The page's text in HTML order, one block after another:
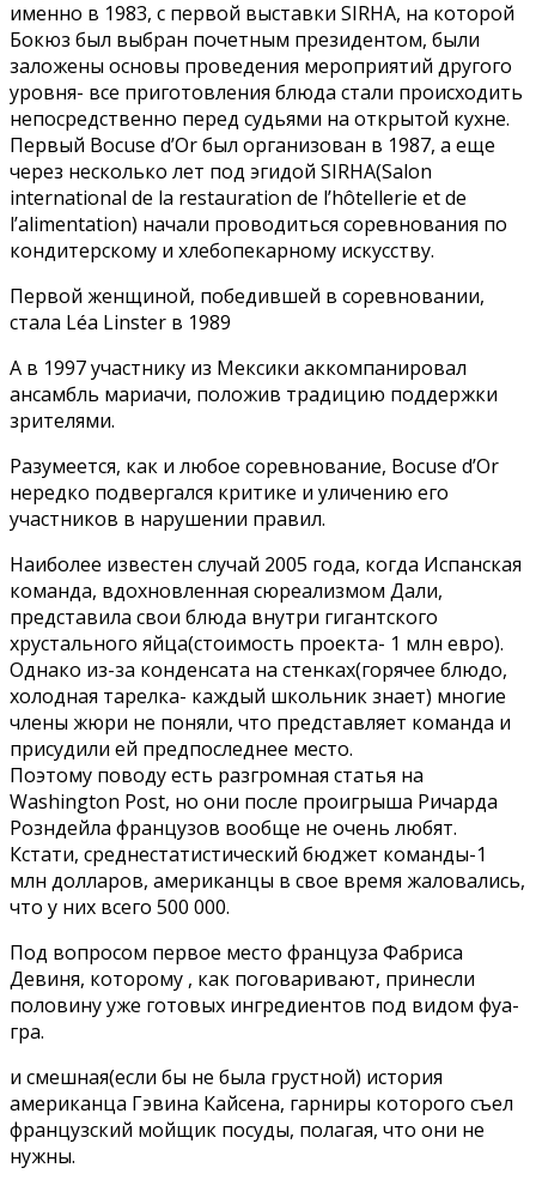
именно в 1983, с первой выставки SIRHA, на которой
Бокюз был выбран почетным президентом, были
заложены основы проведения мероприятий другого
уровня- все приготовления блюда стали происходить
непосредственно перед судьями на открытой кухне.
Первый Bocuse d’Or был организован в 1987, а еще
через несколько лет под эгидой SIRHA(Salon
international de la restauration de l’hôtellerie et de
l’alimentation) начали проводиться соревнования по
кондитерскому и хлебопекарному искусству.
Первой женщиной, победившей в соревновании,
стала Léa Linster в 1989
А в 1997 участнику из Мексики аккомпанировал
ансамбль мариачи, положив традицию поддержки
зрителями.
Разумеется, как и любое соревнование, Bocuse d’Or
нередко подвергался критике и уличению его
участников в нарушении правил.
Наиболее известен случай 2005 года, когда Испанская
команда, вдохновленная сюреализмом Дали,
представила свои блюда внутри гигантского
хрустального яйца(стоимость проекта- 1 млн евро).
Однако из-за конденсата на стенках(горячее блюдо,
холодная тарелка- каждый школьник знает) многие
члены жюри не поняли, что представляет команда и
присудили ей предпоследнее место.
Поэтому поводу есть разгромная статья на
Washington Post, но они после проигрыша Ричарда
Розндейла французов вообще не очень любят.
Кстати, среднестатистический бюджет команды-1
млн долларов, американцы в свое время жаловались,
что у них всего 500 000.
Под вопросом первое место француза Фабриса
Девиня, которому , как поговаривают, принесли
половину уже готовых ингредиентов под видом фуа-
гра.
и смешная(если бы не была грустной) история
американца Гэвина Кайсена, гарниры которого съел
французский мойщик посуды, полагая, что они не
нужны.